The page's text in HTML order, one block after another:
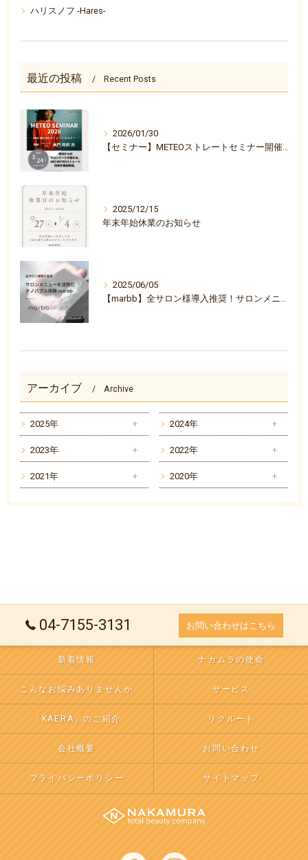
ハリスノフ -Hares-
最近の投稿 Recent Posts
2026/01/30
【セミナー】METEOストレートセミナー開催決定のお知らせ
2025/12/15
年末年始休業のお知らせ
2025/06/05
アーカイブ Archive
2025年 2024年
2023年 2022年
2021年 2020年
04-7155-3131 お問い合わせはこちら
新着情報 ナカムラの使命
こんなお悩みありませんか サービス
「KAERA」のご紹介 リクルート
会社概要 お問い合わせ
プライバシーポリシー サイトマップ